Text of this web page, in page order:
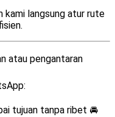
kami langsung atur rute
atau pengantaran
tujuan tanpa ribet 🚘